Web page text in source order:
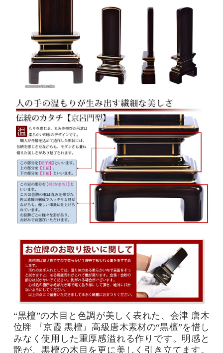
“黒檀”の木目と色調が美しく表れた、会津 唐木
位牌 『京霞 黒檀』高級唐木素材の“黒檀”を惜し
みなく使用した重厚感溢れる作りです。明感と
艶が、黒檀の木目を更に美しく引き立てます。